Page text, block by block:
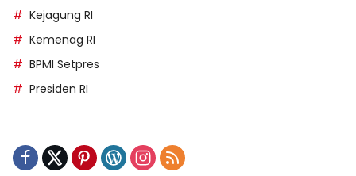
Kejagung RI
Kemenag RI
BPMI Setpres
Presiden RI